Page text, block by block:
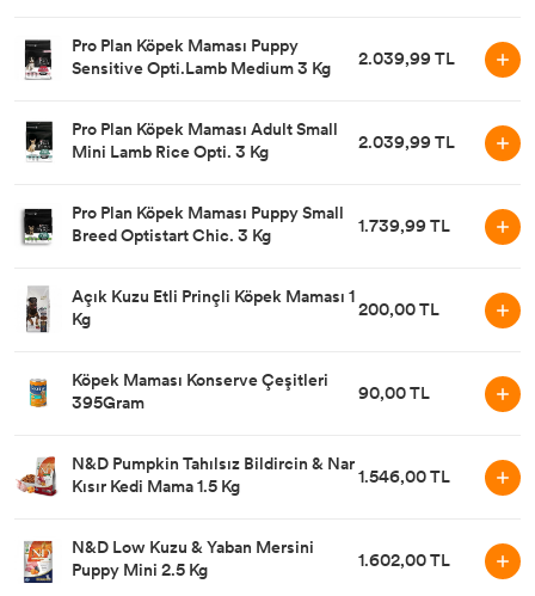
Pro Plan Köpek Maması Puppy
Sensitive Opti.Lamb Medium 3 Kg
2.039,99 TL
Pro Plan Köpek Maması Adult Small
Mini Lamb Rice Opti. 3 Kg
2.039,99 TL
Pro Plan Köpek Maması Puppy Small
Breed Optistart Chic. 3 Kg
1.739,99 TL
Açık Kuzu Etli Prinçli Köpek Maması 1
Kg
200,00 TL
Köpek Maması Konserve Çeşitleri
395Gram
90,00 TL
N&D Pumpkin Tahılsız Bildircin & Nar
Kısır Kedi Mama 1.5 Kg
1.546,00 TL
N&D Low Kuzu & Yaban Mersini
Puppy Mini 2.5 Kg
1.602,00 TL